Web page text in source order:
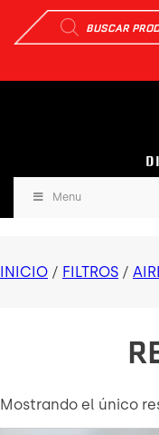
Búsqueda
de
productos
Menu
INICIO / FILTROS /
Mostrando el único